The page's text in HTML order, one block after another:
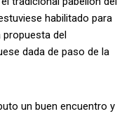
habilitado para
propuesta del
dada de paso de la
un buen encuentro y